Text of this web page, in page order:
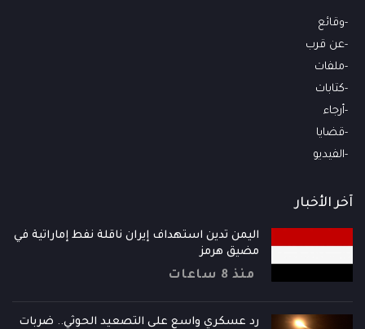
وقائع
عن قرب
ملفات
كتابات
أرجاء
قضايا
الفيديو
آخر الأخبار
اليمن تدين استهداف إيران ناقلة نفط إماراتية في
مضيق هرمز
منذ 8 ساعات
رد عسكري واسع على التصعيد الحوثي.. ضربات